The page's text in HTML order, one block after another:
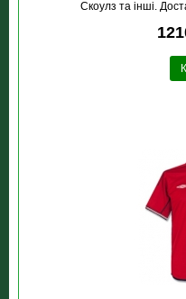
Скоулз та інші.